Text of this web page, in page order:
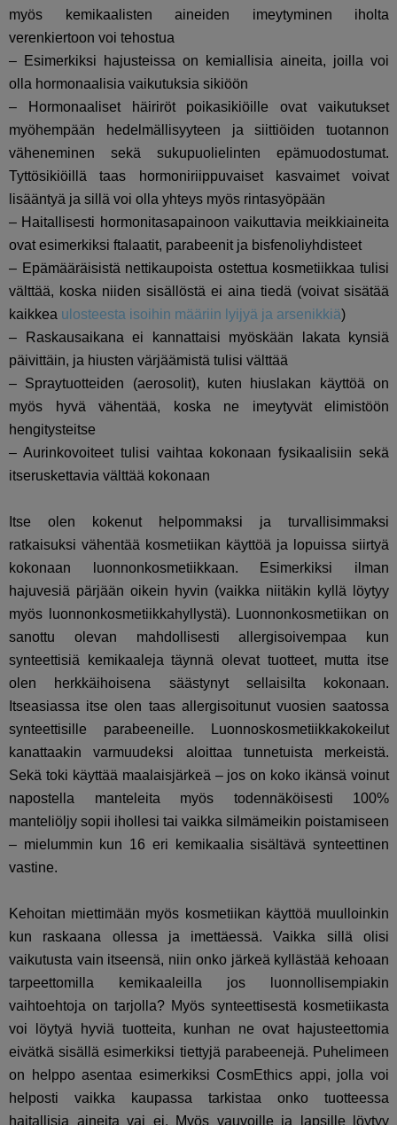
myös kemikaalisten aineiden imeytyminen iholta
verenkiertoon voi tehostua
– Esimerkiksi hajusteissa on kemiallisia aineita, joilla voi
olla hormonaalisia vaikutuksia sikiöön
– Hormonaaliset häiriröt poikasikiöille ovat vaikutukset
myöhempään hedelmällisyyteen ja siittiöiden tuotannon
väheneminen sekä sukupuolielinten epämuodostumat.
Tyttösikiöillä taas hormoniriippuvaiset kasvaimet voivat
lisääntyä ja sillä voi olla yhteys myös rintasyöpään
– Haitallisesti hormonitasapainoon vaikuttavia meikkiaineita
ovat esimerkiksi ftalaatit, parabeenit ja bisfenoliyhdisteet
– Epämääräisistä nettikaupoista ostettua kosmetiikkaa tulisi
välttää, koska niiden sisällöstä ei aina tiedä (voivat sisätää
kaikkea ulosteesta isoihin määriin lyijyä ja arsenikkiä)
– Raskausaikana ei kannattaisi myöskään lakata kynsiä
päivittäin, ja hiusten värjäämistä tulisi välttää
– Spraytuotteiden (aerosolit), kuten hiuslakan käyttöä on
myös hyvä vähentää, koska ne imeytyvät elimistöön
hengitysteitse
– Aurinkovoiteet tulisi vaihtaa kokonaan fysikaalisiin sekä
itseruskettavia välttää kokonaan
Itse olen kokenut helpommaksi ja turvallisimmaksi
ratkaisuksi vähentää kosmetiikan käyttöä ja lopuissa siirtyä
kokonaan luonnonkosmetiikkaan. Esimerkiksi ilman
hajuvesiä pärjään oikein hyvin (vaikka niitäkin kyllä löytyy
myös luonnonkosmetiikkahyllystä). Luonnonkosmetiikan on
sanottu olevan mahdollisesti allergisoivempaa kun
synteettisiä kemikaaleja täynnä olevat tuotteet, mutta itse
olen herkkäihoisena säästynyt sellaisilta kokonaan.
Itseasiassa itse olen taas allergisoitunut vuosien saatossa
synteettisille parabeeneille. Luonnoskosmetiikkakokeilut
kanattaakin varmuudeksi aloittaa tunnetuista merkeistä.
Sekä toki käyttää maalaisjärkeä – jos on koko ikänsä voinut
napostella manteleita myös todennäköisesti 100%
manteliöljy sopii ihollesi tai vaikka silmämeikin poistamiseen
– mielummin kun 16 eri kemikaalia sisältävä synteettinen
vastine.
Kehoitan miettimään myös kosmetiikan käyttöä muulloinkin
kun raskaana ollessa ja imettäessä. Vaikka sillä olisi
vaikutusta vain itseensä, niin onko järkeä kyllästää kehoaan
tarpeettomilla kemikaaleilla jos luonnollisempiakin
vaihtoehtoja on tarjolla? Myös synteettisestä kosmetiikasta
voi löytyä hyviä tuotteita, kunhan ne ovat hajusteettomia
eivätkä sisällä esimerkiksi tiettyjä parabeenejä. Puhelimeen
on helppo asentaa esimerkiksi CosmEthics appi, jolla voi
helposti vaikka kaupassa tarkistaa onko tuotteessa
haitallisia aineita vai ei. Myös vauvoille ja lapsille löytyy